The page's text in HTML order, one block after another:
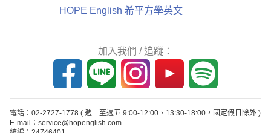
HOPE English 希平方學英文
加入我們 / 追蹤：
電話：02-2727-1778 ( 週一至週五 9:00-12:00、13:30-18:00，國定假日除外 )
E-mail：service@hopenglish.com